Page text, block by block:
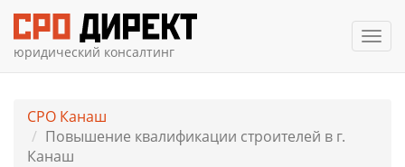
юридический консалтинг
СРО Канаш
Повышение квалификации строителей в г.
Канаш